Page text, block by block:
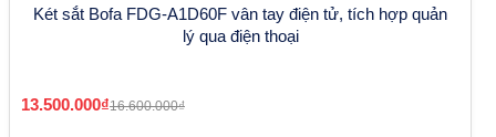
Két sắt Bofa FDG-A1D60F vân tay điện tử, tích hợp quản
lý qua điện thoại
13.500.000₫16.600.000₫